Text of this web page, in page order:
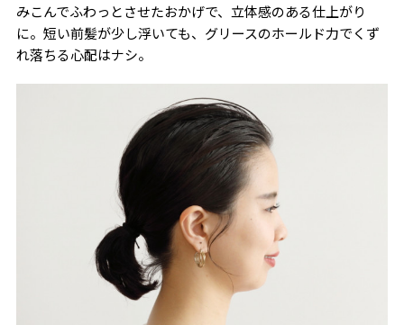
みこんでふわっとさせたおかげで、立体感のある仕上がり
に。短い前髪が少し浮いても、グリースのホールド力でくず
れ落ちる心配はナシ。